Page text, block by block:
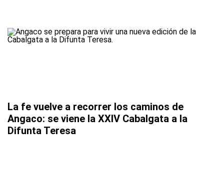
La fe vuelve a recorrer los caminos de
Angaco: se viene la XXIV Cabalgata a la
Difunta Teresa